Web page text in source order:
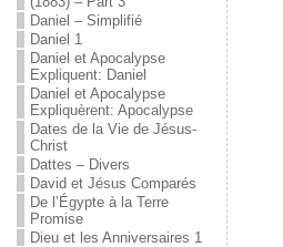
Daniel – Simplifié
Daniel 1
Daniel et Apocalypse
Expliquent: Daniel
Daniel et Apocalypse
Expliquèrent: Apocalypse
Dates de la Vie de Jésus-
Christ
Dattes – Divers
David et Jésus Comparés
De l’Égypte à la Terre
Promise
Dieu et les Anniversaires 1